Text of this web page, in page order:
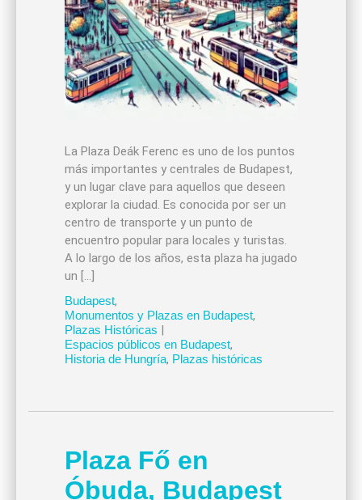
La Plaza Deák Ferenc es uno de los puntos
más importantes y centrales de Budapest,
y un lugar clave para aquellos que deseen
explorar la ciudad. Es conocida por ser un
centro de transporte y un punto de
encuentro popular para locales y turistas.
A lo largo de los años, esta plaza ha jugado
un […]
Budapest,
Monumentos y Plazas en Budapest,
Plazas Históricas
Espacios públicos en Budapest,
Historia de Hungría, Plazas históricas
Plaza Fő en
Óbuda, Budapest